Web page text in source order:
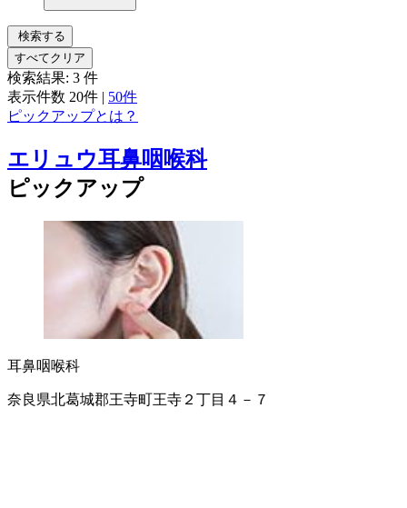
検索する
すべてクリア
検索結果: 3 件
表示件数 20件 | 50件
ピックアップとは？
エリュウ耳鼻咽喉科
ピックアップ
耳鼻咽喉科
奈良県北葛城郡王寺町王寺２丁目４－７